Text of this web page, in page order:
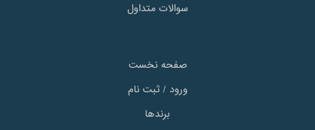
سوالات متداول
صفحه نخست
ورود / ثبت نام
برندها